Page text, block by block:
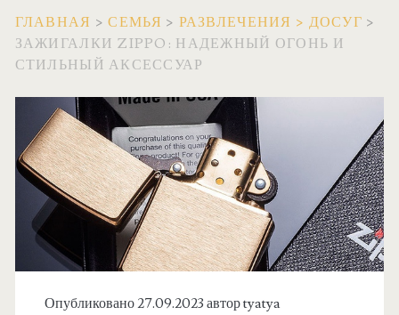
ГЛАВНАЯ >СЕМЬЯ > РАЗВЛЕЧЕНИЯ > ДОСУГ >
ЗАЖИГАЛКИ ZIPPO: НАДЕЖНЫЙ ОГОНЬ И
СТИЛЬНЫЙ АКСЕССУАР
Опубликовано 27.09.2023 авторtyatya